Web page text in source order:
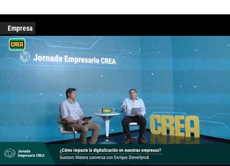
Empresa